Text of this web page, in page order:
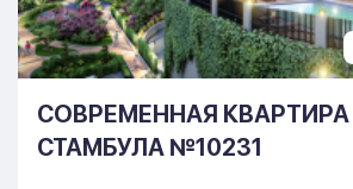
СОВРЕМЕННАЯ КВАРТИРА
СТАМБУЛА №10231